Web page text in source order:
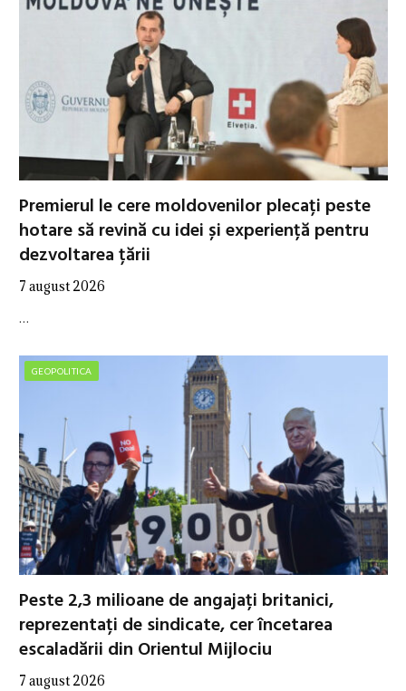
Premierul le cere moldovenilor plecați peste
hotare să revină cu idei și experiență pentru
dezvoltarea țării
7 august 2026
…
GEOPOLITICA
Peste 2,3 milioane de angajați britanici,
reprezentați de sindicate, cer încetarea
escaladării din Orientul Mijlociu
7 august 2026